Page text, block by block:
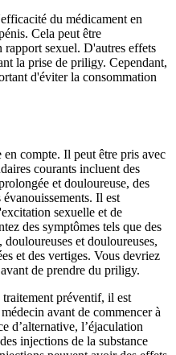
du médicament en
Cela peut être
sexuel. D'autres effets
la prise de priligy. Cependant,
d'éviter la consommation
compte. Il peut être pris avec
courants incluent des
et douloureuse, des
évanouissements. Il est
sexuelle et de
des symptômes tels que des
et douloureuses,
et des vertiges. Vous devriez
de prendre du priligy.
préventif, il est
avant de commencer à
d’alternative, l’éjaculation
injections de la substance